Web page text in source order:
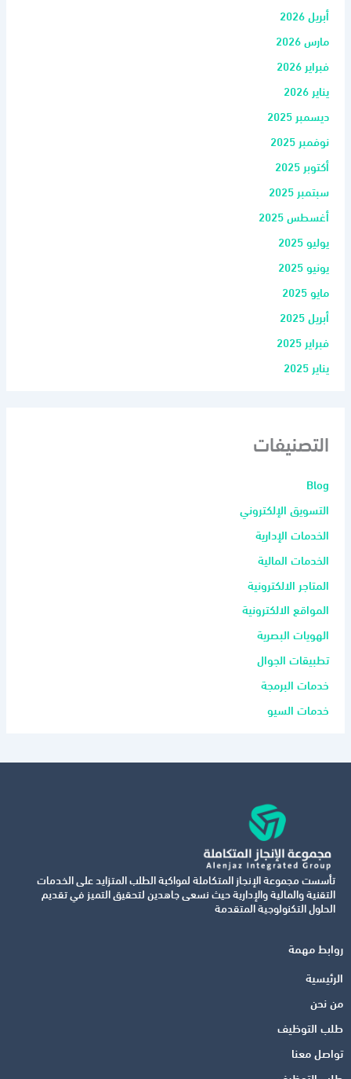
أبريل 2026
مارس 2026
فبراير 2026
يناير 2026
ديسمبر 2025
نوفمبر 2025
أكتوبر 2025
سبتمبر 2025
أغسطس 2025
يوليو 2025
يونيو 2025
مايو 2025
أبريل 2025
فبراير 2025
يناير 2025
التصنيفات
Blog
التسويق الإلكتروني
الخدمات الإدارية
الخدمات المالية
المتاجر الالكترونية
المواقع الالكترونية
الهويات البصرية
تطبيقات الجوال
خدمات البرمجة
خدمات السيو
تأسست مجموعة الإنجاز المتكاملة لمواكبة الطلب المتزايد على الخدمات
التقنية والمالية والإدارية حيث نسعى جاهدين لتحقيق التميز في تقديم
الحلول التكنولوجية المتقدمة
روابط مهمة
الرئيسية
من نحن
طلب التوظيف
تواصل معنا